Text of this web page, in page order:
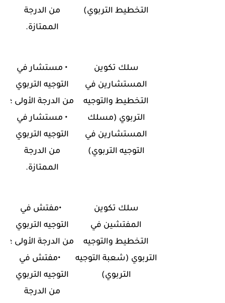
التخطيط التربوي(
من الدرجة
الممتازة.
سلك تكوين
المستشارين في
التخطيط والتوجيه
التربوي )مسلك
المستشارين في
التوجيه التربوي(
• مستشار في
التوجيه التربوي
من الدرجة الأولى ؛
• مستشار في
التوجيه التربوي
من الدرجة
الممتازة.
سلك تكوين
المفتشين في
التخطيط والتوجيه
التربوي )شعبة التوجيه
التربوي(
•مفتش في
التوجيه التربوي
من الدرجة الأولى ؛
•مفتش في
التوجيه التربوي
من الدرجة